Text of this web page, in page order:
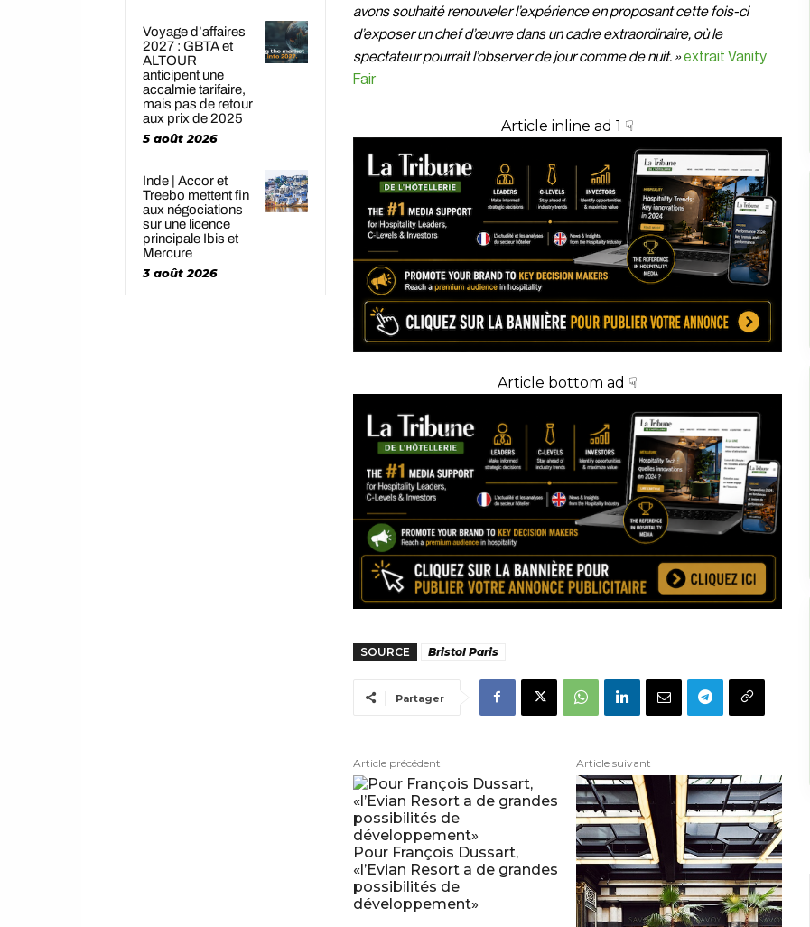
Voyage d’affaires
2027 : GBTA et
ALTOUR
anticipent une
accalmie tarifaire,
mais pas de retour
aux prix de 2025
5 août 2026
Inde | Accor et
Treebo mettent fin
aux négociations
sur une licence
principale Ibis et
Mercure
3 août 2026
avons souhaité renouveler l’expérience en proposant cette fois-ci
d’exposer un chef d’œuvre dans un cadre extraordinaire, où le
spectateur pourrait l’observer de jour comme de nuit. » extrait Vanity
Fair
Article inline ad 1 ☟
Article bottom ad ☟
SOURCE Bristol Paris
Partager
Article précédent
Pour François Dussart,
«l’Evian Resort a de grandes
possibilités de
développement»
Article suivant